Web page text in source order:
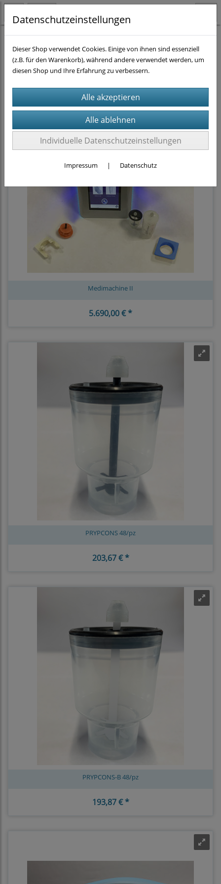
Sortierung wählen
Medimachine II
5.690,00 € *
PRYPCONS 48/pz
203,67 € *
PRYPCONS-B 48/pz
193,87 € *
Datenschutzeinstellungen
Dieser Shop verwendet Cookies. Einige von ihnen sind essenziell
(z.B. für den Warenkorb), während andere verwendet werden, um
diesen Shop und Ihre Erfahrung zu verbessern.
Individuelle Datenschutzeinstellungen
Impressum | Datenschutz